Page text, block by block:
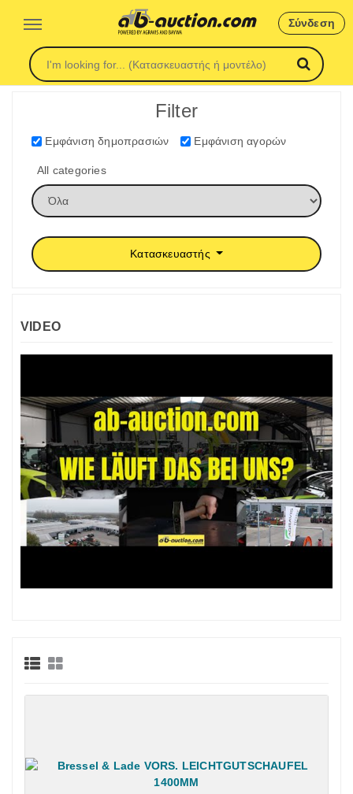
Σύνδεση
Filter
Εμφάνιση δημοπρασιών Εμφάνιση αγορών
All categories
Κατασκευαστής
VIDEO